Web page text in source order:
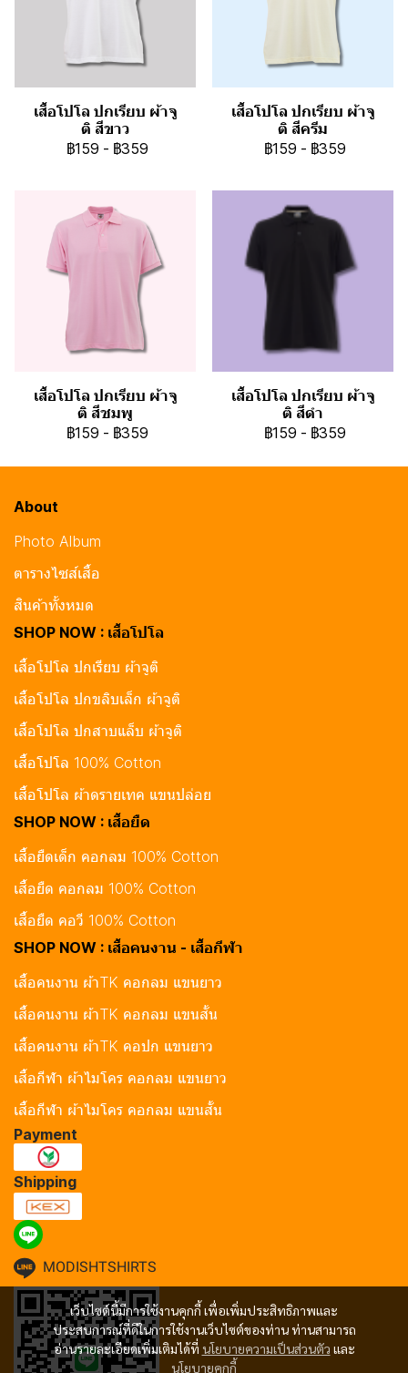
เสื้อโปโล ปกเรียบ ผ้าจู
ติ สีขาว
฿159 - ฿359
เสื้อโปโล ปกเรียบ ผ้าจู
ติ สีครีม
฿159 - ฿359
เสื้อโปโล ปกเรียบ ผ้าจู
ติ สีชมพู
฿159 - ฿359
เสื้อโปโล ปกเรียบ ผ้าจู
ติ สีดำ
฿159 - ฿359
เว็บไซต์นี้มีการใช้งานคุกกี้ เพื่อเพิ่มประสิทธิภาพและ
ประสบการณ์ที่ดีในการใช้งานเว็บไซต์ของท่าน ท่านสามารถ
อ่านรายละเอียดเพิ่มเติมได้ที่ นโยบายความเป็นส่วนตัว และ
นโยบายคุกกี้
About
Photo Album
ตารางไซส์เสื้อ
สินค้าทั้งหมด
SHOP NOW : เสื้อโปโล
เสื้อโปโล ปกเรียบ ผ้าจูติ
เสื้อโปโล ปกขลิบเล็ก ผ้าจูติ
เสื้อโปโล ปกสาบแล็บ ผ้าจูติ
เสื้อโปโล 100% Cotton
เสื้อโปโล ผ้าดรายเทค แขนปล่อย
SHOP NOW : เสื้อยืด
เสื้อยืดเด็ก คอกลม 100% Cotton
เสื้อยืด คอกลม 100% Cotton
เสื้อยืด คอวี 100% Cotton
SHOP NOW : เสื้อคนงาน - เสื้อกีฬา
เสื้อคนงาน ผ้าTK คอกลม แขนยาว
เสื้อคนงาน ผ้าTK คอกลม แขนสั้น
เสื้อคนงาน ผ้าTK คอปก แขนยาว
เสื้อกีฬา ผ้าไมโคร คอกลม แขนยาว
เสื้อกีฬา ผ้าไมโคร คอกลม แขนสั้น
Payment
Shipping
MODISHTSHIRTS